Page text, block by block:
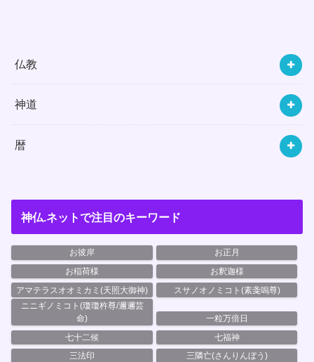
仏教
神道
暦
神仏.ネットで注目のキーワード
お彼岸
お正月
お稲荷様
お釈迦様
アマテラスオオミカミ(天照大御神)
スサノオノミコト(素戔嗚尊)
ニニギノミコト(瓊瓊杵尊/邇邇芸
命)
一粒万倍日
七十二候
七福神
三法印
三隣亡(さんりんぼう)